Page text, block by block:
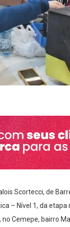
Scortecci, de
– Nível 1, da
Cemepe, bairro